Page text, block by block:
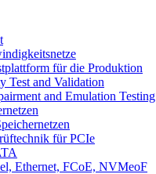
für die Produktion
Test and Validation
and Emulation Testing
für PCIe
Ethernet, FCoE, NVMeoF